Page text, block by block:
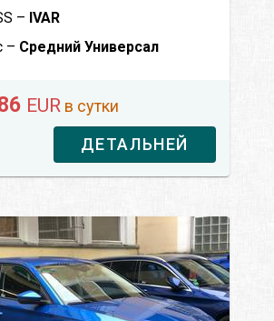
– IVAR
– Средний Универсал
EUR в сутки
ДЕТАЛЬНЕЙ